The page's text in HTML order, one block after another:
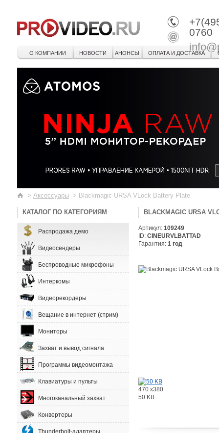
0760
О КОМПАНИИ НОВОСТИ АНОНСЫ ОПЛАТА И ДОСТАВКА
> Аксессуары > Blackmagic URSA VLock Battery Plate
КАТАЛОГ ПО КАТЕГОРИЯМ
Распродажа демо
Видеосендеры
Беспроводные микрофоны
Интеркомы
Видеорекордеры
Вещание в интернет (стрим)
Мониторы
Захват и вывод сигнала
Программы видеомонтажа
Клавиатуры и пульты
Многоканальный захват
Конвертеры
Thunderbolt-адаптеры
BLACKMAGIC URSA
Артикул: 109249
ID: CINEURVLBATTAD
Гарантия: 1 год
470 x380
50 KB